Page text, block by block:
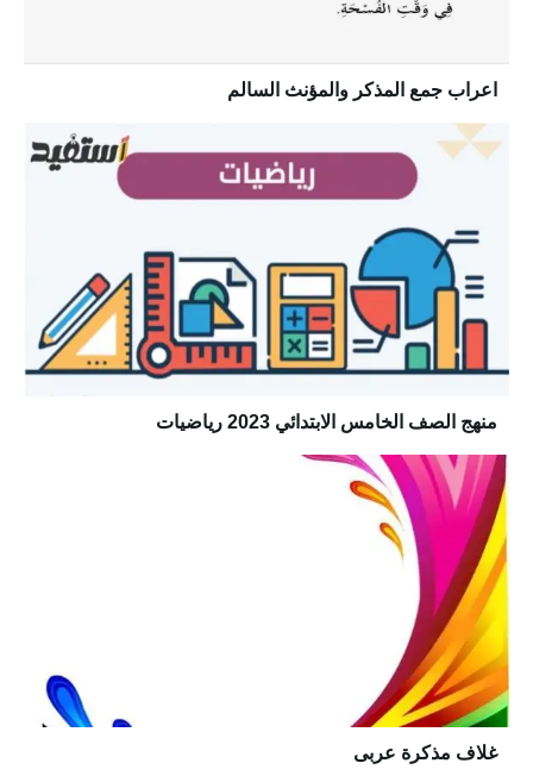
اعراب جمع المذكر والمؤنث السالم
منهج الصف الخامس الابتدائي 2023 رياضيات
غلاف مذكرة عربى